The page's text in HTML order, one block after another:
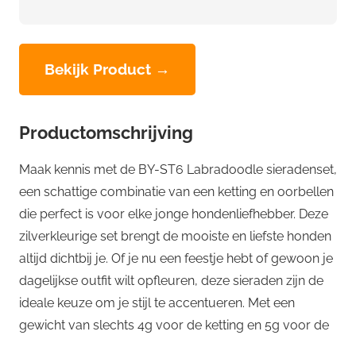
Bekijk Product →
Productomschrijving
Maak kennis met de BY-ST6 Labradoodle sieradenset,
een schattige combinatie van een ketting en oorbellen
die perfect is voor elke jonge hondenliefhebber. Deze
zilverkleurige set brengt de mooiste en liefste honden
altijd dichtbij je. Of je nu een feestje hebt of gewoon je
dagelijkse outfit wilt opfleuren, deze sieraden zijn de
ideale keuze om je stijl te accentueren. Met een
gewicht van slechts 4g voor de ketting en 5g voor de